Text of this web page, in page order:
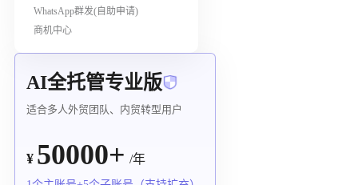
WhatsApp群发(自助申请)
商机中心
AI全托管专业版
适合多人外贸团队、内贸转型用户
¥ 50000+ /年